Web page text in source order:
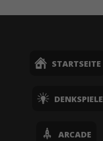
STARTSEITE
DENKSPIELE
ARCADE